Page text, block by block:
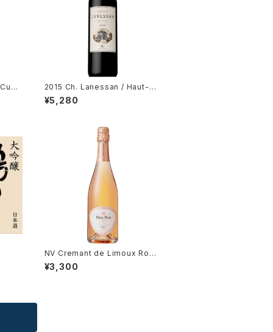
2015 Ch. Lanessan / Haut-M
edoc
¥5,280
NV Cremant de Limoux Rose
Brut / Dm. Paul Mas
¥3,300